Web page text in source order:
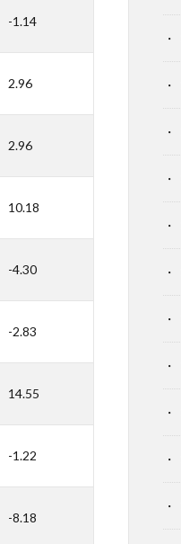
-1.14
2.96
2.96
10.18
-4.30
-2.83
14.55
-1.22
-8.18